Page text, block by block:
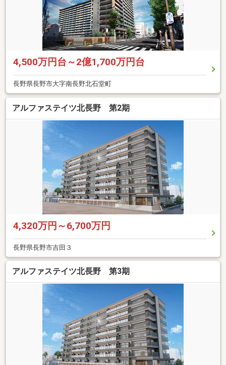
4,500万円台～2億1,700万円台
長野県長野市大字南長野北石堂町
アルファステイツ北長野 第2期
4,320万円～6,700万円
長野県長野市吉田３
アルファステイツ北長野 第3期